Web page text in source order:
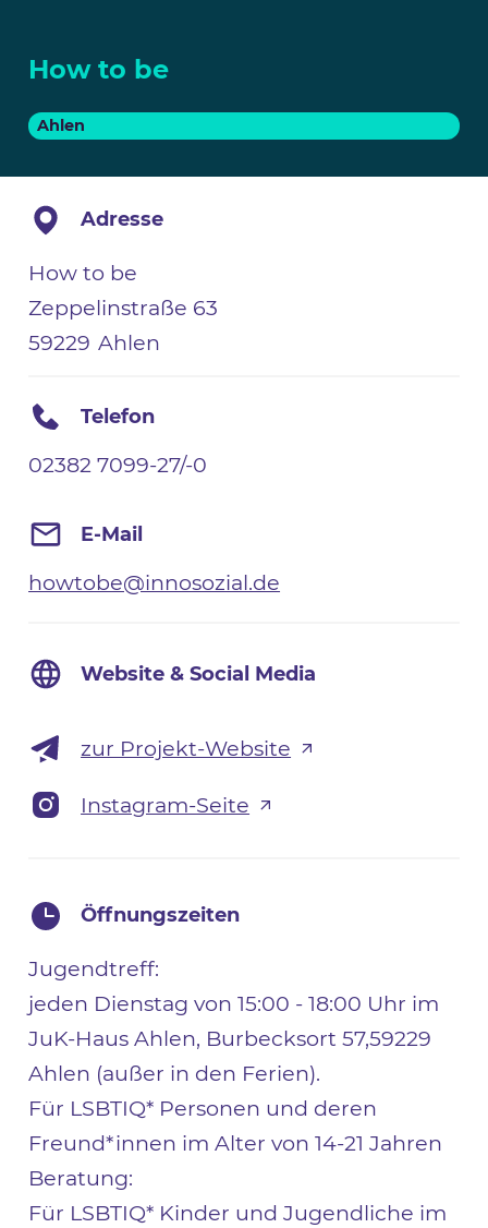
How to be
Ahlen
Adresse
How to be
Zeppelinstraße 63
59229 Ahlen
Telefon
02382 7099-27/-0
E-Mail
howtobe@innosozial.de
Website & Social Media
zur Projekt-Website
Instagram-Seite
Öffnungszeiten
Jugendtreff:
jeden Dienstag von 15:00 - 18:00 Uhr im
JuK-Haus Ahlen, Burbecksort 57,59229
Ahlen (außer in den Ferien).
Für LSBTIQ* Personen und deren
Freund*innen im Alter von 14-21 Jahren
Beratung:
Für LSBTIQ* Kinder und Jugendliche im